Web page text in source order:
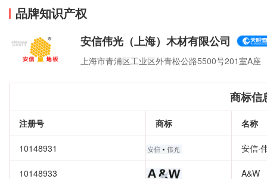
品牌知识产权
安信伟光（上海）木材有限公司
上海市青浦区工业区外青松公路5500号201室A座
商标信
注册号 商标 名称
10148931 安信·
10148933 A&W